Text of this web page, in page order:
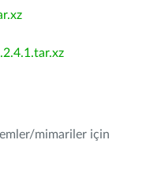
mimariler için